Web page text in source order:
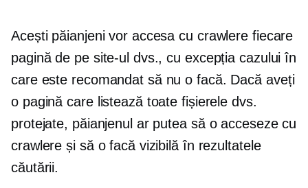
Acești păianjeni vor accesa cu crawlere fiecare
pagină de pe site-ul dvs., cu excepția cazului în
care este recomandat să nu o facă. Dacă aveți
o pagină care listează toate fișierele dvs.
protejate, păianjenul ar putea să o acceseze cu
crawlere și să o facă vizibilă în rezultatele
căutării.